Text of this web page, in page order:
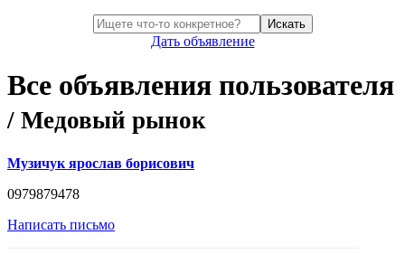
Искать
Дать объявление
Все объявления пользователя
/ Медовый рынок
Музичук ярослав борисович
0979879478
Написать письмо